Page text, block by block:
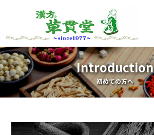
Introduction
初めての方へ